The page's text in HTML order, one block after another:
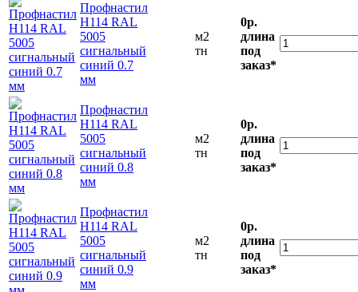
Профнастил
Н114 RAL
5005
сигнальный
синий 0.7
мм
м2
тн
0р.
длина
под
заказ*
Профнастил
Н114 RAL
5005
сигнальный
синий 0.8
мм
м2
тн
0р.
длина
под
заказ*
Профнастил
Н114 RAL
5005
сигнальный
синий 0.9
мм
м2
тн
0р.
длина
под
заказ*